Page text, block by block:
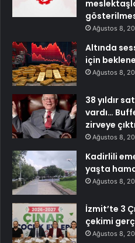
Ağustos 8,
Altında
için
Ağustos 8,
38 yıldır
vardı…
zirveye çıktı
Ağustos 8,
Kadirlili
yaşta
Ağustos 8,
İzmit’te 3
çekimi
Ağustos 8,